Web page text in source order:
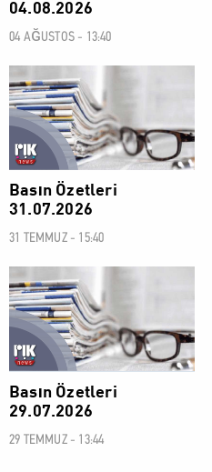
04.08.2026
04 AĞUSTOS - 13:40
Basın Özetleri
31.07.2026
31 TEMMUZ - 15:40
Basın Özetleri
29.07.2026
29 TEMMUZ - 13:44